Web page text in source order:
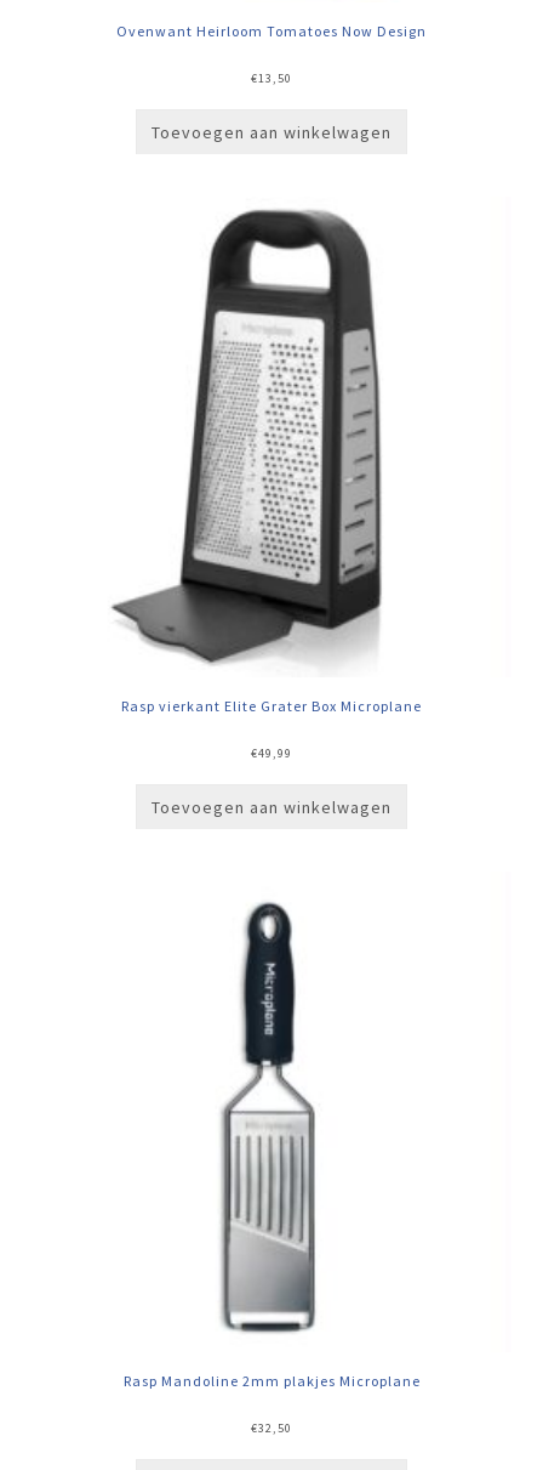
Ovenwant Heirloom Tomatoes Now Design
€13,50
Toevoegen aan winkelwagen
Rasp vierkant Elite Grater Box Microplane
€49,99
Toevoegen aan winkelwagen
Rasp Mandoline 2mm plakjes Microplane
€32,50